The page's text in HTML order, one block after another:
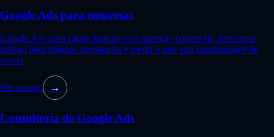
Google Ads para empresas
Google Ads para captar buscas com intenção comercial, direcionar
tráfego para páginas preparadas e medir o que vira oportunidade de
venda.
Ver escopo →
Consultoria de Google Ads